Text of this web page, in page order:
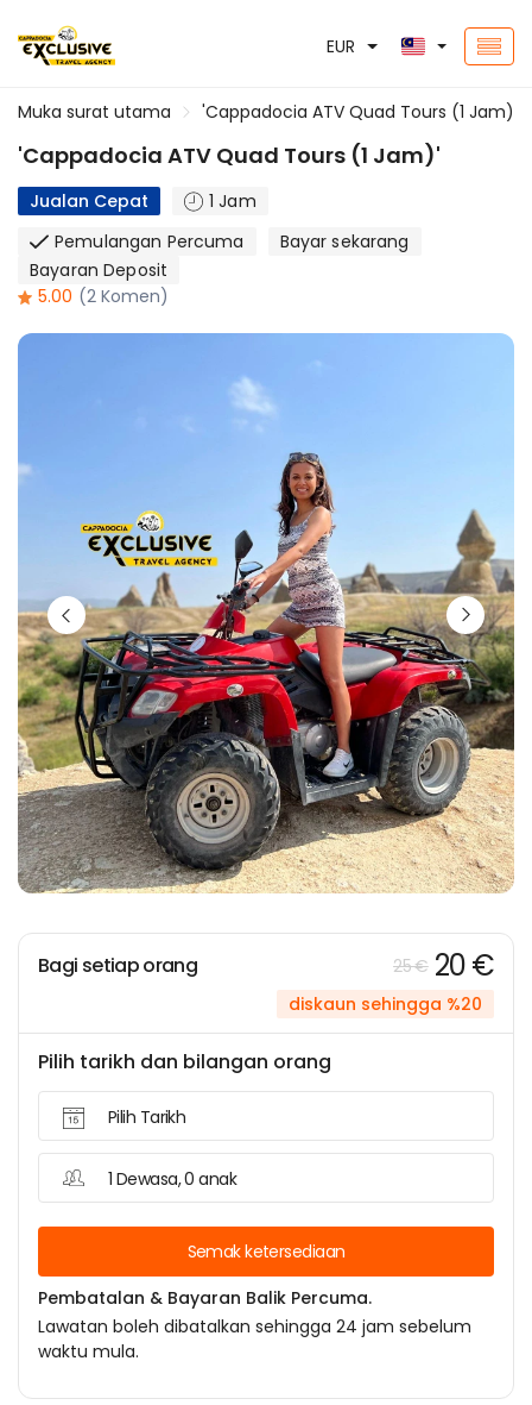
EUR
Muka surat utama 'Cappadocia ATV Quad Tours (1 Jam)'
'Cappadocia ATV Quad Tours (1 Jam)'
Jualan Cepat
1 Jam
Pemulangan Percuma
Bayar sekarang
Bayaran Deposit
5.00 (2 Komen)
Bagi setiap orang 25 € 20 €
diskaun sehingga %20
Pilih tarikh dan bilangan orang
Pilih Tarikh
1 Dewasa, 0 anak
Semak ketersediaan
Pembatalan & Bayaran Balik Percuma.
Lawatan boleh dibatalkan sehingga 24 jam sebelum
waktu mula.